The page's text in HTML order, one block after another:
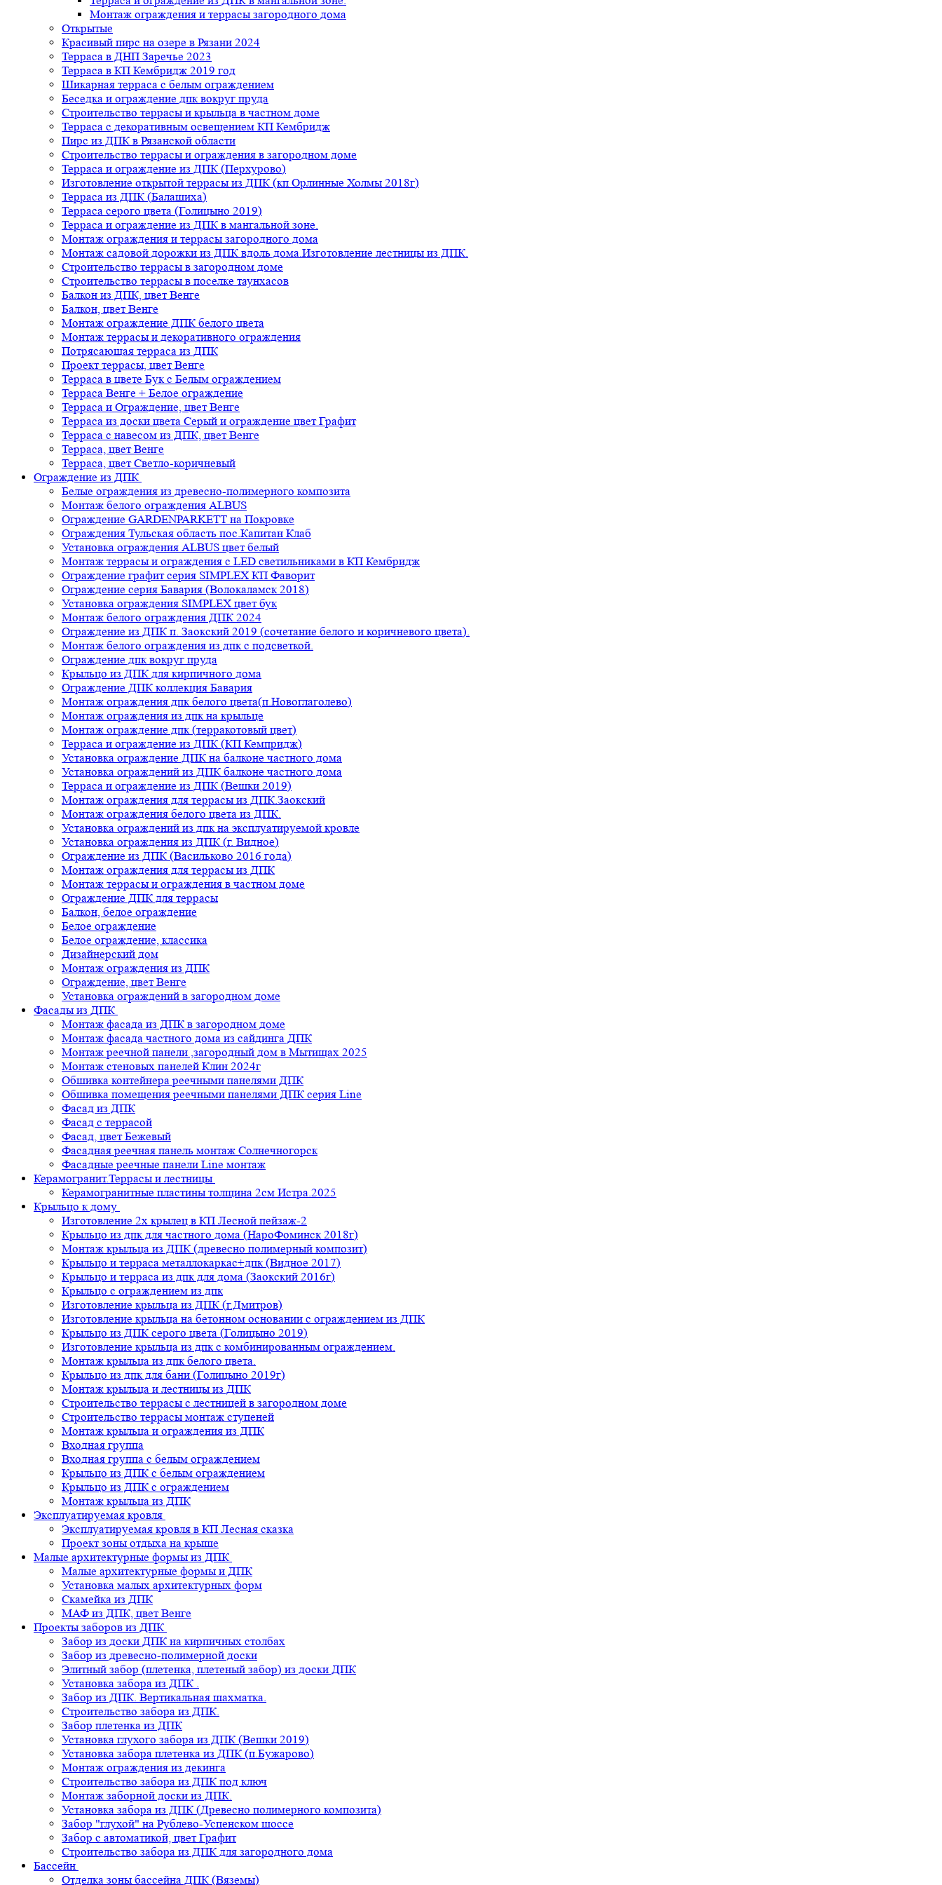
Монтаж ограждения и террасы загородного дома
Открытые
Красивый пирс на озере в Рязани 2024
Терраса в ДНП Заречье 2023
Терраса в КП Кембридж 2019 год
Шикарная терраса с белым ограждением
Беседка и ограждение дпк вокруг пруда
Строительство террасы и крыльца в частном доме
Терраса с декоративным освещением КП Кембридж
Пирс из ДПК в Рязанской области
Строительство террасы и ограждения в загородном доме
Терраса и ограждение из ДПК (Перхурово)
Изготовление открытой террасы из ДПК (кп Орлинные Холмы 2018г)
Терраса из ДПК (Балашиха)
Терраса серого цвета (Голицыно 2019)
Терраса и ограждение из ДПК в мангальной зоне.
Монтаж ограждения и террасы загородного дома
Монтаж садовой дорожки из ДПК вдоль дома.Изготовление лестницы из ДПК.
Строительство террасы в загородном доме
Строительство террасы в поселке таунхасов
Балкон из ДПК, цвет Венге
Балкон, цвет Венге
Монтаж ограждение ДПК белого цвета
Монтаж террасы и декоративного ограждения
Потрясающая терраса из ДПК
Проект террасы, цвет Венге
Терраса в цвете Бук с Белым ограждением
Терраса Венге + Белое ограждение
Терраса и Ограждение, цвет Венге
Терраса из доски цвета Серый и ограждение цвет Графит
Терраса с навесом из ДПК, цвет Венге
Терраса, цвет Венге
Терраса, цвет Светло-коричневый
Ограждение из ДПК
Белые ограждения из древесно-полимерного композита
Монтаж белого ограждения ALBUS
Ограждение GARDENPARKETT на Покровке
Ограждения Тульская область пос.Капитан Клаб
Установка ограждения ALBUS цвет белый
Монтаж террасы и ограждения с LED светильниками в КП Кембридж
Ограждение графит серия SIMPLEX КП Фаворит
Ограждение серия Бавария (Волокаламск 2018)
Установка ограждения SIMPLEX цвет бук
Монтаж белого ограждения ДПК 2024
Ограждение из ДПК п. Заокский 2019 (сочетание белого и коричневого цвета).
Монтаж белого ограждения из дпк с подсветкой.
Ограждение дпк вокруг пруда
Крыльцо из ДПК для кирпичного дома
Ограждение ДПК коллекция Бавария
Монтаж ограждения дпк белого цвета(п.Новоглаголево)
Монтаж ограждения из дпк на крыльце
Монтаж ограждение дпк (терракотовый цвет)
Терраса и ограждение из ДПК (КП Кемпридж)
Установка ограждение ДПК на балконе частного дома
Установка ограждений из ДПК балконе частного дома
Терраса и ограждение из ДПК (Вешки 2019)
Монтаж ограждения для террасы из ДПК.Заокский
Монтаж ограждения белого цвета из ДПК.
Установка ограждений из дпк на эксплуатируемой кровле
Установка ограждения из ДПК (г. Видное)
Ограждение из ДПК (Васильково 2016 года)
Монтаж ограждения для террасы из ДПК
Монтаж террасы и ограждения в частном доме
Ограждение ДПК для террасы
Балкон, белое ограждение
Белое ограждение
Белое ограждение, классика
Дизайнерский дом
Монтаж ограждения из ДПК
Ограждение, цвет Венге
Установка ограждений в загородном доме
Фасады из ДПК
Монтаж фасада из ДПК в загородном доме
Монтаж фасада частного дома из сайдинга ДПК
Монтаж реечной панели ,загородный дом в Мытищах 2025
Монтаж стеновых панелей Клин 2024г
Обшивка контейнера реечными панелями ДПК
Обшивка помещения реечными панелями ДПК серия Line
Фасад из ДПК
Фасад с террасой
Фасад, цвет Бежевый
Фасадная реечная панель монтаж Солнечногорск
Фасадные реечные панели Line монтаж
Керамогранит.Террасы и лестницы
Керамогранитные пластины толщина 2см Истра.2025
Крыльцо к дому
Изготовление 2х крылец в КП Лесной пейзаж-2
Крыльцо из дпк для частного дома (НароФоминск 2018г)
Монтаж крыльца из ДПК (древесно полимерный композит)
Крыльцо и терраса металлокаркас+дпк (Видное 2017)
Крыльцо и терраса из дпк для дома (Заокский 2016г)
Крыльцо с ограждением из дпк
Изготовление крыльца из ДПК (г.Дмитров)
Изготовление крыльца на бетонном основании с ограждением из ДПК
Крыльцо из ДПК серого цвета (Голицыно 2019)
Изготовление крыльца из дпк с комбинированным ограждением.
Монтаж крыльца из дпк белого цвета.
Крыльцо из дпк для бани (Голицыно 2019г)
Монтаж крыльца и лестницы из ДПК
Строительство террасы с лестницей в загородном доме
Строительство террасы монтаж ступеней
Монтаж крыльца и ограждения из ДПК
Входная группа
Входная группа с белым ограждением
Крыльцо из ДПК с белым ограждением
Крыльцо из ДПК с ограждением
Монтаж крыльца из ДПК
Эксплуатируемая кровля
Эксплуатируемая кровля в КП Лесная сказка
Проект зоны отдыха на крыше
Малые архитектурные формы из ДПК
Малые архитектурные формы и ДПК
Установка малых архитектурных форм
Скамейка из ДПК
МАФ из ДПК, цвет Венге
Проекты заборов из ДПК
Забор из доски ДПК на кирпичных столбах
Забор из древесно-полимерной доски
Элитный забор (плетенка, плетеный забор) из доски ДПК
Установка забора из ДПК .
Забор из ДПК. Вертикальная шахматка.
Строительство забора из ДПК.
Забор плетенка из ДПК
Установка глухого забора из ДПК (Вешки 2019)
Установка забора плетенка из ДПК (п.Бужарово)
Монтаж ограждения из декинга
Строительство забора из ДПК под ключ
Монтаж заборной доски из ДПК.
Установка забора из ДПК (Древесно полимерного композита)
Забор "глухой" на Рублево-Успенском шоссе
Забор с автоматикой, цвет Графит
Строительство забора из ДПК для загородного дома
Бассейн
Отделка зоны бассейна ДПК (Вяземы)